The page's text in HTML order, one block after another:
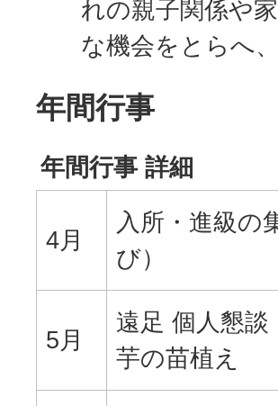
れの親子関係や
な機会をとらへ
年間行事
年間行事 詳細
4月
入所・進級の
び）
5月
遠足 個人懇
芋の苗植え